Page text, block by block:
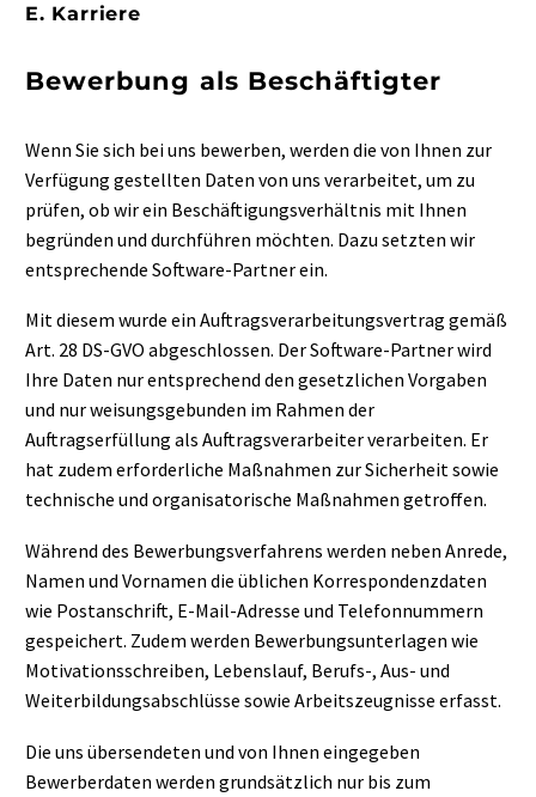
E. Karriere
Bewerbung als Beschäftigter
Wenn Sie sich bei uns bewerben, werden die von Ihnen zur
Verfügung gestellten Daten von uns verarbeitet, um zu
prüfen, ob wir ein Beschäftigungsverhältnis mit Ihnen
begründen und durchführen möchten. Dazu setzten wir
entsprechende Software-Partner ein.
Mit diesem wurde ein Auftragsverarbeitungsvertrag gemäß
Art. 28 DS-GVO abgeschlossen. Der Software-Partner wird
Ihre Daten nur entsprechend den gesetzlichen Vorgaben
und nur weisungsgebunden im Rahmen der
Auftragserfüllung als Auftragsverarbeiter verarbeiten. Er
hat zudem erforderliche Maßnahmen zur Sicherheit sowie
technische und organisatorische Maßnahmen getroffen.
Während des Bewerbungsverfahrens werden neben Anrede,
Namen und Vornamen die üblichen Korrespondenzdaten
wie Postanschrift, E-Mail-Adresse und Telefonnummern
gespeichert. Zudem werden Bewerbungsunterlagen wie
Motivationsschreiben, Lebenslauf, Berufs-, Aus- und
Weiterbildungsabschlüsse sowie Arbeitszeugnisse erfasst.
Die uns übersendeten und von Ihnen eingegeben
Bewerberdaten werden grundsätzlich nur bis zum